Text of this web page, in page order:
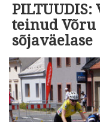
teinud
sõjaväelase